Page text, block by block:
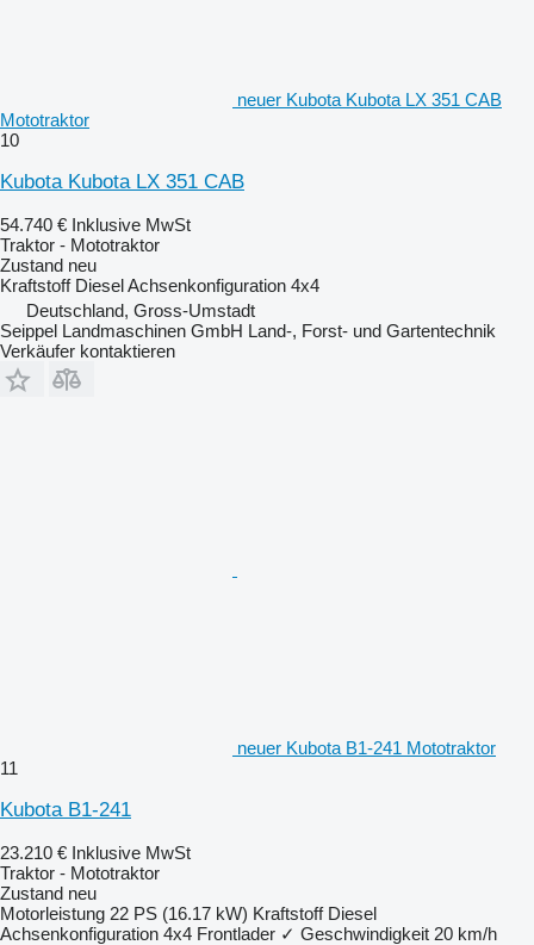
neuer Kubota Kubota LX 351 CAB
Mototraktor
10
Kubota Kubota LX 351 CAB
54.740 € Inklusive MwSt
Traktor - Mototraktor
Zustand neu
Kraftstoff DieselAchsenkonfiguration 4x4
Deutschland, Gross-Umstadt
Seippel Landmaschinen GmbH Land-, Forst- und Gartentechnik
Verkäufer kontaktieren
neuer Kubota B1-241 Mototraktor
11
Kubota B1-241
23.210 € Inklusive MwSt
Traktor - Mototraktor
Zustand neu
Motorleistung 22 PS (16.17 kW) Kraftstoff Diesel
Achsenkonfiguration 4x4 Frontlader ✓ Geschwindigkeit 20 km/h